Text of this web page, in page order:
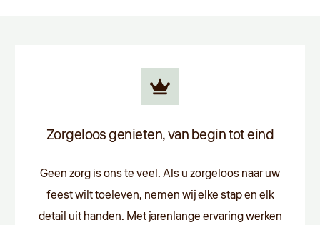
Zorgeloos genieten, van begin tot eind
Geen zorg is ons te veel. Als u zorgeloos naar uw
feest wilt toeleven, nemen wij elke stap en elk
detail uit handen. Met jarenlange ervaring werken